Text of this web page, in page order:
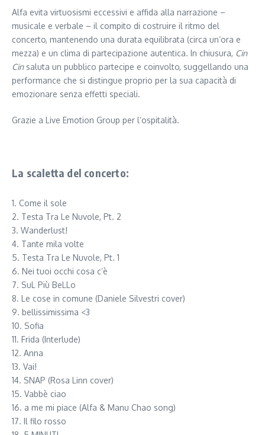
Alfa evita virtuosismi eccessivi e affida alla narrazione –
musicale e verbale – il compito di costruire il ritmo del
concerto, mantenendo una durata equilibrata (circa un’ora e
mezza) e un clima di partecipazione autentica. In chiusura, Cin
Cinsaluta un pubblico partecipe e coinvolto, suggellando una
performance che si distingue proprio per la sua capacità di
emozionare senza effetti speciali.
Grazie a Live Emotion Group per l’ospitalità.
La scaletta del concerto:
1. Come il sole
2. Testa Tra Le Nuvole, Pt. 2
3. Wanderlust!
4. Tante mila volte
5. Testa Tra Le Nuvole, Pt. 1
6. Nei tuoi occhi cosa c’è
7. SuL Più BeLLo
8. Le cose in comune (Daniele Silvestri cover)
9. bellissimissima <3
10. Sofia
11. Frida (Interlude)
12. Anna
13. Vai!
14. SNAP (Rosa Linn cover)
15. Vabbè ciao
16. a me mi piace (Alfa & Manu Chao song)
17. Il filo rosso